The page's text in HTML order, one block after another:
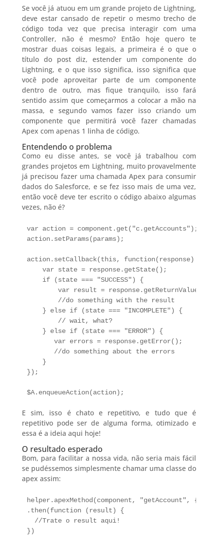
Se você já atuou em um grande projeto de Lightning,
deve estar cansado de repetir o mesmo trecho de
código toda vez que precisa interagir com uma
Controller, não é mesmo? Então hoje quero te
mostrar duas coisas legais, a primeira é o que o
título do post diz, estender um componente do
Lightning, e o que isso significa, isso significa que
você pode aproveitar parte de um componente
dentro de outro, mas fique tranquilo, isso fará
sentido assim que começarmos a colocar a mão na
massa, e segundo vamos fazer isso criando um
componente que permitirá você fazer chamadas
Apex com apenas 1 linha de código.
Entendendo o problema
Como eu disse antes, se você já trabalhou com
grandes projetos em Lightning, muito provavelmente
já precisou fazer uma chamada Apex para consumir
dados do Salesforce, e se fez isso mais de uma vez,
então você deve ter escrito o código abaixo algumas
vezes, não é?
var action = component.get("c.getAccounts");
action.setParams(params);
action.setCallback(this, function(response) {
    var state = response.getState();
    if (state === "SUCCESS") {
        var result = response.getReturnValue();
        //do something with the result
    } else if (state === "INCOMPLETE") {
        // wait, what?
    } else if (state === "ERROR") {
       var errors = response.getError();
       //do something about the errors
    }
});
$A.enqueueAction(action);
E sim, isso é chato e repetitivo, e tudo que é
repetitivo pode ser de alguma forma, otimizado e
essa é a ideia aqui hoje!
O resultado esperado
Bom, para facilitar a nossa vida, não seria mais fácil
se pudéssemos simplesmente chamar uma classe do
apex assim:
helper.apexMethod(component, "getAccount", { id
.then(function (result) {
  //Trate o result aqui!
})